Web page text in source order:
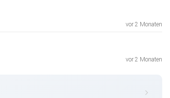
vor 2 Monaten
vor 2 Monaten